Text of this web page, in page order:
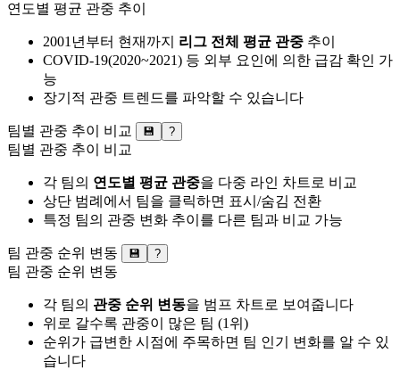
연도별 평균 관중 추이
2001년부터 현재까지 리그 전체 평균 관중 추이
COVID-19(2020~2021) 등 외부 요인에 의한 급감 확인 가
능
장기적 관중 트렌드를 파악할 수 있습니다
팀별 관중 추이 비교 💾 ?
팀별 관중 추이 비교
각 팀의 연도별 평균 관중을 다중 라인 차트로 비교
상단 범례에서 팀을 클릭하면 표시/숨김 전환
특정 팀의 관중 변화 추이를 다른 팀과 비교 가능
팀 관중 순위 변동 💾 ?
팀 관중 순위 변동
각 팀의 관중 순위 변동을 범프 차트로 보여줍니다
위로 갈수록 관중이 많은 팀 (1위)
순위가 급변한 시점에 주목하면 팀 인기 변화를 알 수 있
습니다